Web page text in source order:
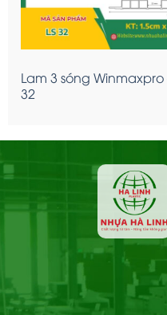
Ốp tường Nano – OTT
Lam 3 sóng Winmaxpro
32